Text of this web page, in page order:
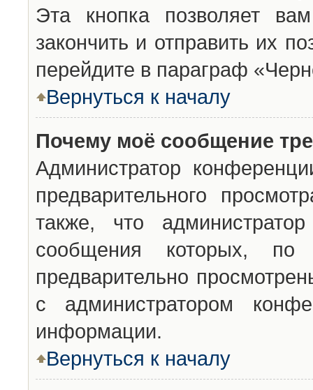
Эта кнопка позволяет
закончить и отправить их
перейдите в параграф
Вернуться к началу
Почему моё сообщение
Администратор
предварительного
также, что
сообщения которых,
предварительно
с администратором
информации.
Вернуться к началу